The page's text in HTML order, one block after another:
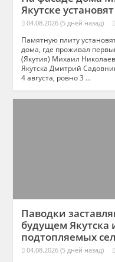
Якутске
04.08.2026 (5 дней назад)
Памятную плиту
дома, где проживал
(Якутия) Михаил
Якутска Дмитрий
4 августа, ровно 3 ...
Паводки
будущем Якутска
подтопляемых сел
04.08.2026 (5 дней назад)